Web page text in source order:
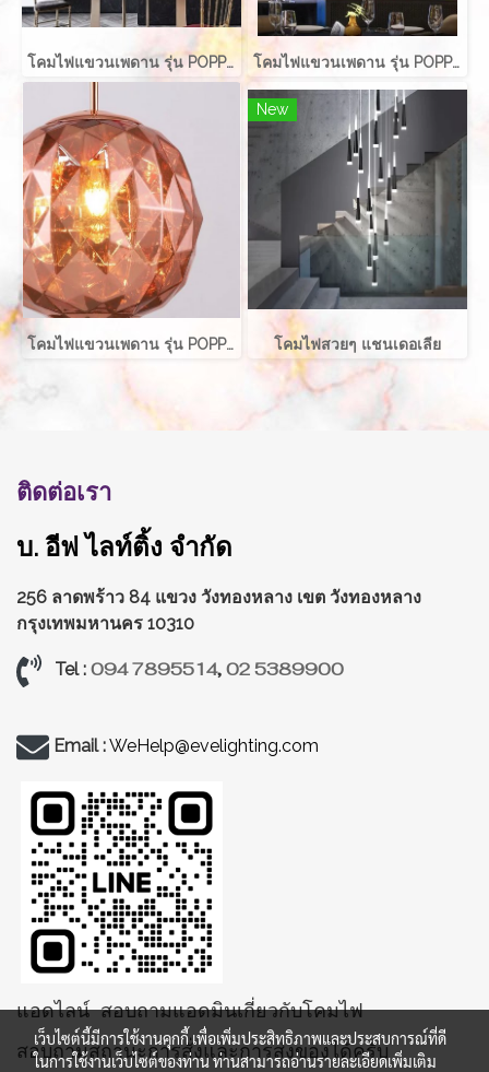
โคมไฟแขวนเพดาน รุ่น POPPIE EVE-00731 ขนาด 30x35 ซม. สำหรับใส่หลอด E27 จำนวน 1 ดวง โคมไฟแขวนเพดาน รุ่น POPPIE EVE-00731 ขนาด 30x35 ซม. สำหรับใส่หลอด E27 จำนวน 1 ดวง
โคมไฟแขวนเพดาน รุ่น POPPIE EVE-00731 ขนาด 30x35 ซม. สำหรับใส่หลอด E27 จำนวน 1 ดวง
New
โคมไฟสวยๆ แชนเดอเลีย
ติดต่อเรา
บ. อีฟ ไลท์ติ้ง จำกัด
256 ลาดพร้าว 84 แขวง วังทองหลาง เขต วังทองหลาง
กรุงเทพมหานคร 10310
Tel : 094 7895514,02 5389900
Email :WeHelp@evelighting.com
แอดไลน์ สอบถามแอดมินเกี่ยวกับโคมไฟ
สอบถามสถานะการสั่งและการส่งของได้ครับ
เว็บไซต์นี้มีการใช้งานคุกกี้ เพื่อเพิ่มประสิทธิภาพและประสบการณ์ที่ดี
ในการใช้งานเว็บไซต์ของท่าน ท่านสามารถอ่านรายละเอียดเพิ่มเติม